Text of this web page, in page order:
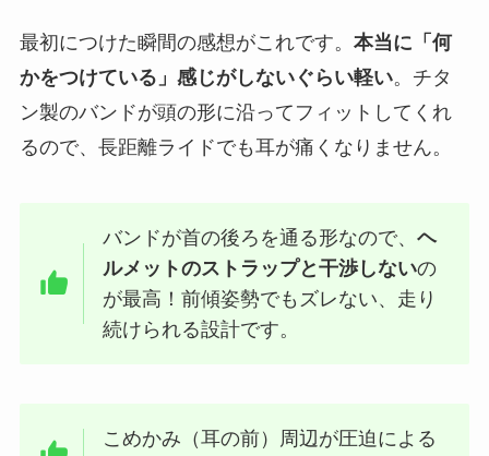
最初につけた瞬間の感想がこれです。 本当に「何
かをつけている」感じがしないぐらい軽い。チタ
ン製のバンドが頭の形に沿ってフィットしてくれ
るので、長距離ライドでも耳が痛くなりません。
バンドが首の後ろを通る形なので、ヘ
ルメットのストラップと干渉しないの
が最高！前傾姿勢でもズレない、走り
続けられる設計です。
こめかみ（耳の前）周辺が圧迫による